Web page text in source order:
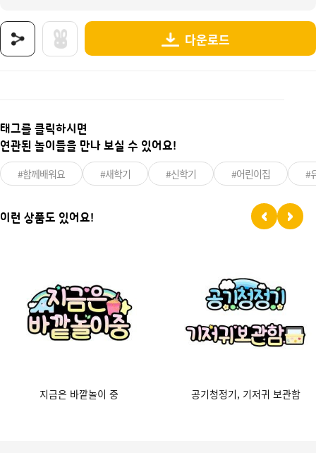
다운로드
태그를 클릭하시면
연관된 놀이들을 만나 보실 수 있어요!
#함께배워요 #새학기 #신학기 #어린이집 #
이런 상품도 있어요!
지금은 바깥놀이 중 공기청정기, 기저귀 보관함